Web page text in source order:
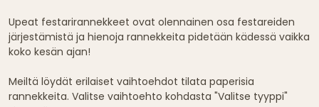
Upeat festarirannekkeet ovat olennainen osa festareiden
järjestämistä ja hienoja rannekkeita pidetään kädessä vaikka
koko kesän ajan!
Meiltä löydät erilaiset vaihtoehdot tilata paperisia
rannekkeita. Valitse vaihtoehto kohdasta "Valitse tyyppi"